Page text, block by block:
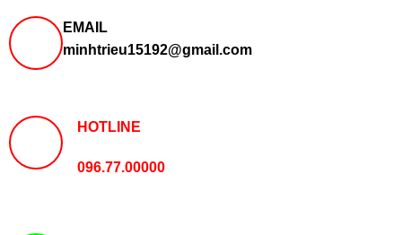
EMAIL
minhtrieu15192@gmail.com
HOTLINE
096.77.00000